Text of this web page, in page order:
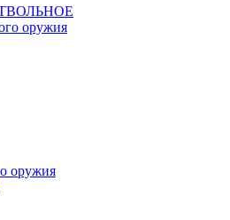
оружия
оружия